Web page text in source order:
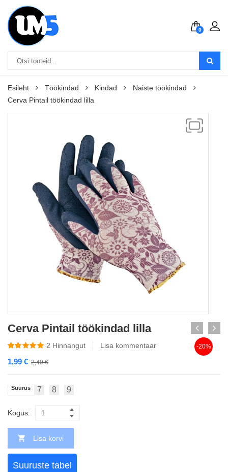
0
Esileht Töökindad Kindad
Naiste töökindad
Cerva Pintail töökindad lilla
Cerva Pintail töökindad lilla
2 Hinnangut Lisa kommentaar
2,49€
1,99 €
-20%
Suurus 7 8 9
Kogus:
Lisa korvi
Suuruste tabel